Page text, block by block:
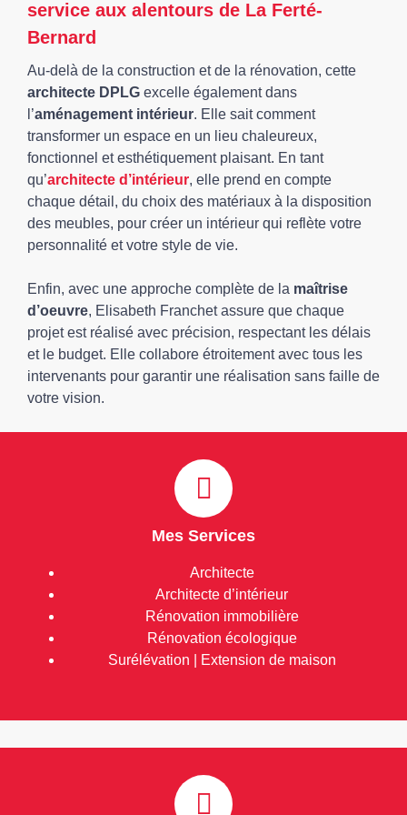
service aux alentours de La Ferté-
Bernard
Au-delà de la construction et de la rénovation, cette
architecte DPLG excelle également dans
l’aménagement intérieur. Elle sait comment
transformer un espace en un lieu chaleureux,
fonctionnel et esthétiquement plaisant. En tant
qu’architecte d’intérieur, elle prend en compte
chaque détail, du choix des matériaux à la disposition
des meubles, pour créer un intérieur qui reflète votre
personnalité et votre style de vie.
Enfin, avec une approche complète de la maîtrise
d’oeuvre, Elisabeth Franchet assure que chaque
projet est réalisé avec précision, respectant les délais
et le budget. Elle collabore étroitement avec tous les
intervenants pour garantir une réalisation sans faille de
votre vision.
Mes Services
Architecte
Architecte d’intérieur
Rénovation immobilière
Rénovation écologique
Surélévation | Extension de maison